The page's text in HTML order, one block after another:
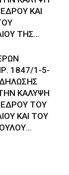
ΚΑΙ
ΤΗΣ...
1847/1-5-
ΚΑΛΥΨΗ
ΤΟΥ
ΚΑΙ ΤΟΥ